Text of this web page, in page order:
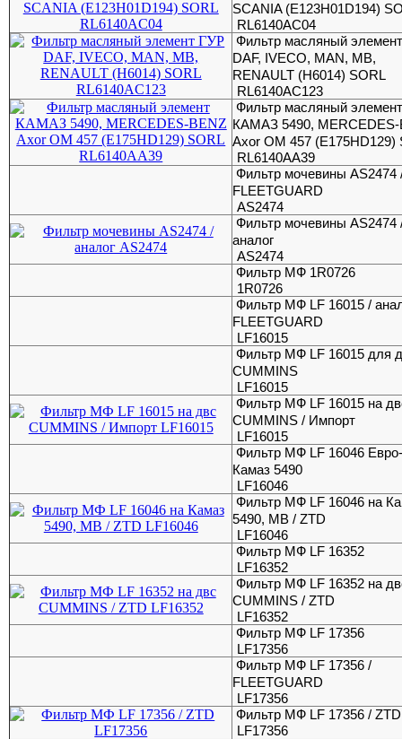
SCANIA (E123H01D194)
RL6140AC04
Фильтр масляный
DAF, IVECO, MAN, MB,
RENAULT (H6014) SORL
RL6140AC123
Фильтр масляный
КАМАЗ 5490, MERCEDES-
Axor OM 457 (E175HD129)
RL6140AA39
Фильтр мочевины AS2474
FLEETGUARD
AS2474
Фильтр мочевины AS2474
аналог
AS2474
Фильтр МФ 1R0726
1R0726
Фильтр МФ LF 16015 /
FLEETGUARD
LF16015
Фильтр МФ LF 16015 для
CUMMINS
LF16015
Фильтр МФ LF 16015 на
CUMMINS / Импорт
LF16015
Фильтр МФ LF 16046
Камаз 5490
LF16046
Фильтр МФ LF 16046 на
5490, MB / ZTD
LF16046
Фильтр МФ LF 16352
LF16352
Фильтр МФ LF 16352 на
CUMMINS / ZTD
LF16352
Фильтр МФ LF 17356
LF17356
Фильтр МФ LF 17356 /
FLEETGUARD
LF17356
Фильтр МФ LF 17356 / ZTD
LF17356